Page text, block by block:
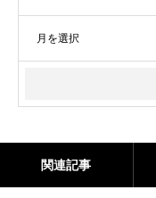
関連記事